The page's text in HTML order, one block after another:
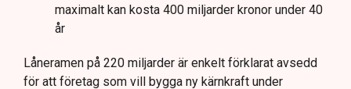
maximalt kan kosta 400 miljarder kronor under 40
år
Låneramen på 220 miljarder är enkelt förklarat avsedd
för att företag som vill bygga ny kärnkraft under